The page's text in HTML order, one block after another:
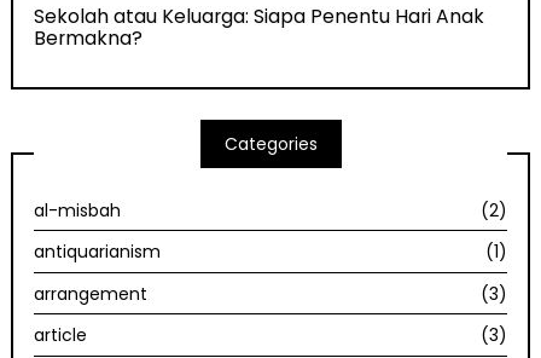
Sekolah atau Keluarga: Siapa Penentu Hari Anak
Bermakna?
Categories
al-misbah
(2)
antiquarianism
(1)
arrangement
(3)
article
(3)